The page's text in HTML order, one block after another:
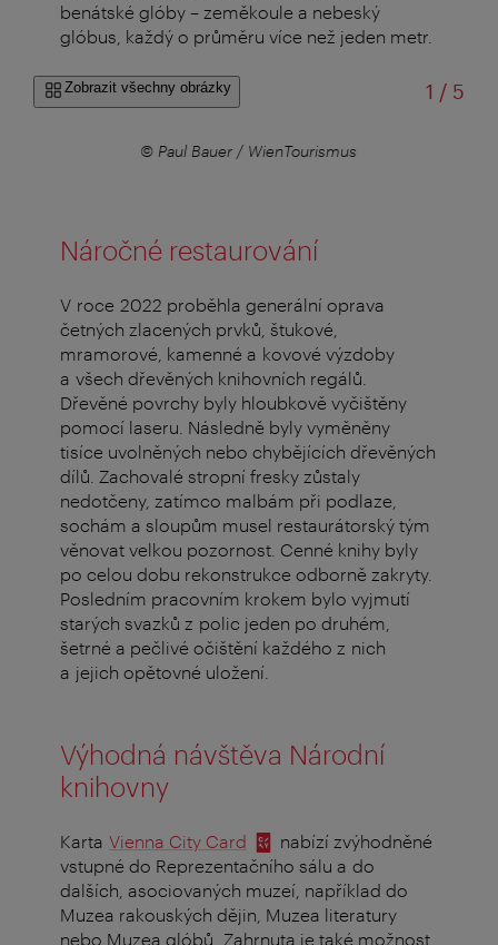
benátské glóby – zeměkoule a nebeský
glóbus, každý o průměru více než jeden metr.
Zobrazit všechny obrázky 1 /z5
© Paul Bauer / WienTourismus
Náročné restaurování
V roce 2022 proběhla generální oprava
četných zlacených prvků, štukové,
mramorové, kamenné a kovové výzdoby
a všech dřevěných knihovních regálů.
Dřevěné povrchy byly hloubkově vyčištěny
pomocí laseru. Následně byly vyměněny
tisíce uvolněných nebo chybějících dřevěných
dílů. Zachovalé stropní fresky zůstaly
nedotčeny, zatímco malbám při podlaze,
sochám a sloupům musel restaurátorský tým
věnovat velkou pozornost. Cenné knihy byly
po celou dobu rekonstrukce odborně zakryty.
Posledním pracovním krokem bylo vyjmutí
starých svazků z polic jeden po druhém,
šetrné a pečlivé očištění každého z nich
a jejich opětovné uložení.
Výhodná návštěva Národní
knihovny
Karta Vienna City Card
nabízí zvýhodněné
vstupné do Reprezentačního sálu a do
dalších, asociovaných muzeí, například do
Muzea rakouských dějin, Muzea literatury
nebo Muzea glóbů. Zahrnuta je také možnost